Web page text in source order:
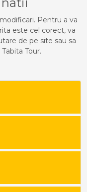
Pentru a va
este cel corect, va
de pe site sau sa
Tour.